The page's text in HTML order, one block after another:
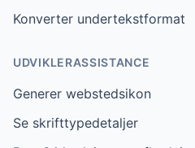
Konverter undertekstformat
UDVIKLERASSISTANCE
Generer webstedsikon
Se skrifttypedetaljer